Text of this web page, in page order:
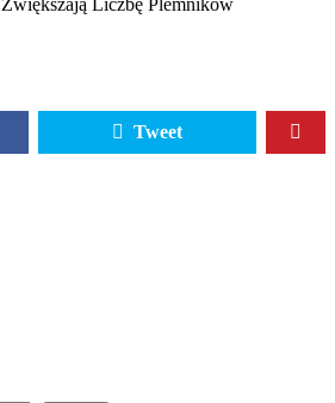
Tweet